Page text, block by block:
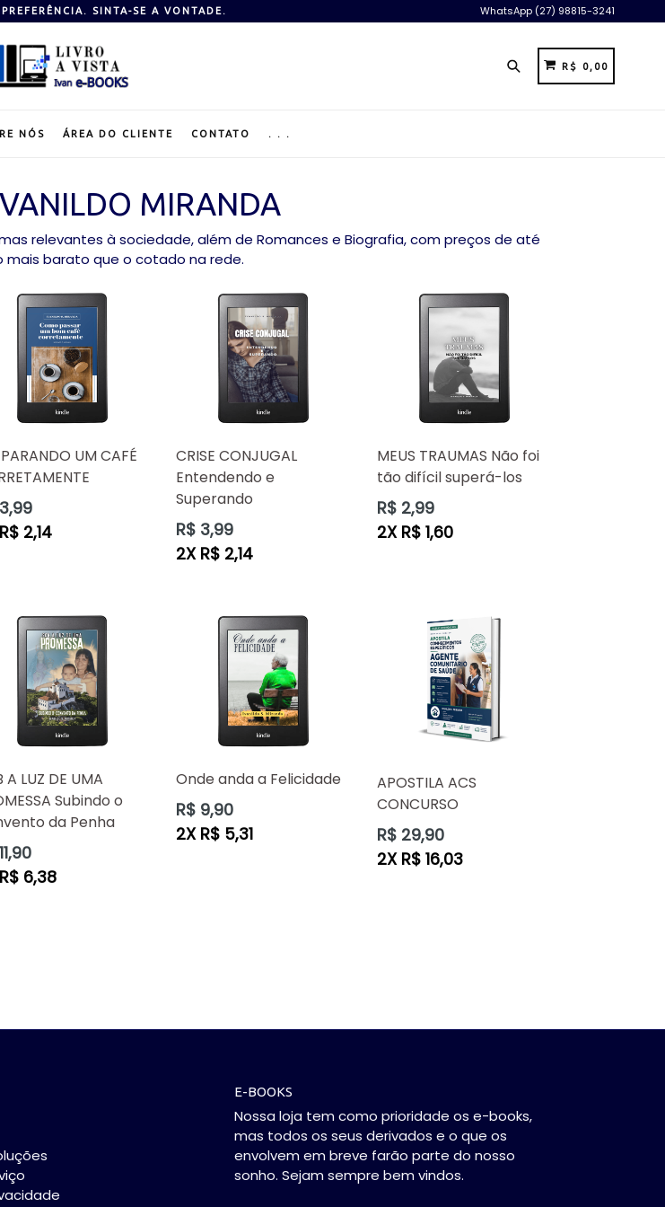
SINTA-SE A VONTADE. WhatsApp (27) 98815-3241
PesquisarCARRINHO
CARRINHO
R$ 0,00
NÓS ÁREA DO CLIENTE CONTATO . . .
MIRANDA
relevantes à sociedade, além de Romances e Biografia, com preços de até
barato que o cotado na rede.
UM CAFÉ
2,14
CRISE CONJUGAL
Entendendo e
Superando
Preço
normal
R$ 3,99
2X R$ 2,14
MEUS TRAUMAS Não foi
tão difícil superá-los
Preço
normal
R$ 2,99
2X R$ 1,60
A LUZ DE UMA
Subindo o
da Penha
6,38
Onde anda a Felicidade
Preço
normal
R$ 9,90
2X R$ 5,31
APOSTILA ACS
CONCURSO
Preço
normal
R$ 29,90
2X R$ 16,03
E-BOOKS
Nossa loja tem como prioridade os e-books,
mas todos os seus derivados e o que os
envolvem em breve farão parte do nosso
sonho. Sejam sempre bem vindos.